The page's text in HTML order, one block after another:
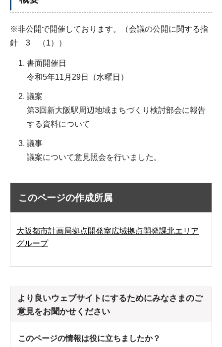
※非公開で開催しております。（会議の公開に関する指
針 3 （1））
書面開催日
令和5年11月29日（水曜日）
議案
第3回新大阪駅周辺地域まちづくり検討部会に報告
する資料について
議事
議案について意見照会を行いました。
このページの作成所属
大阪都市計画局拠点開発室広域拠点開発課北エリア
グループ
より良いウェブサイトにするためにみなさまのご
意見をお聞かせください
このページの情報は役に立ちましたか？